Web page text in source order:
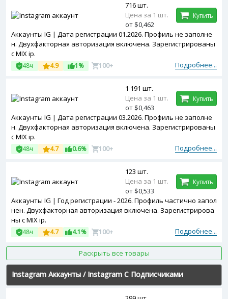
Аккаунты IG | Дата регистрации 01.2026. Профиль не заполне
н. Двухфакторная авторизация включена. Зарегистрированы
с MIX ip.
Подробнее...
48ч 4.9 1% 100+
716 шт.
Цена за 1 шт.
от $0,462
Купить
Аккаунты IG | Дата регистрации 03.2026. Профиль не заполне
н. Двухфакторная авторизация включена. Зарегистрированы
с MIX ip.
Подробнее...
48ч 4.7 0.6% 100+
1 191 шт.
Цена за 1 шт.
от $0,463
Купить
Аккаунты IG | Год регистрации - 2026. Профиль частично запол
нен. Двухфакторная авторизация включена. Зарегистрирова
ны с MIX ip.
Подробнее...
48ч 4.7 4.1% 100+
123 шт.
Цена за 1 шт.
от $0,533
Купить
Раскрыть все товары
Instagram Аккаунты / Instagram С Подписчиками